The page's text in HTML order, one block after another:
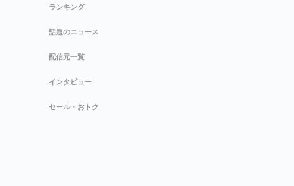
ランキング
話題のニュース
配信元一覧
インタビュー
セール・おトク